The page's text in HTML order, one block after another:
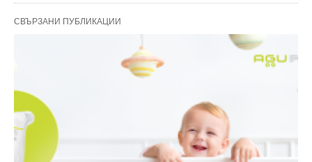
СВЪРЗАНИ ПУБЛИКАЦИИ